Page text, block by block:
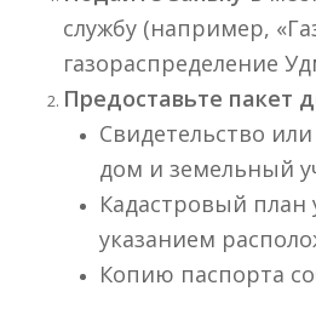
службу (например,
газораспределение
Предоставьте пакет
Свидетельство
дом и земельный
Кадастровый план
указанием
Копию паспорта